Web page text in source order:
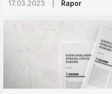
17.03.2023 Rapor